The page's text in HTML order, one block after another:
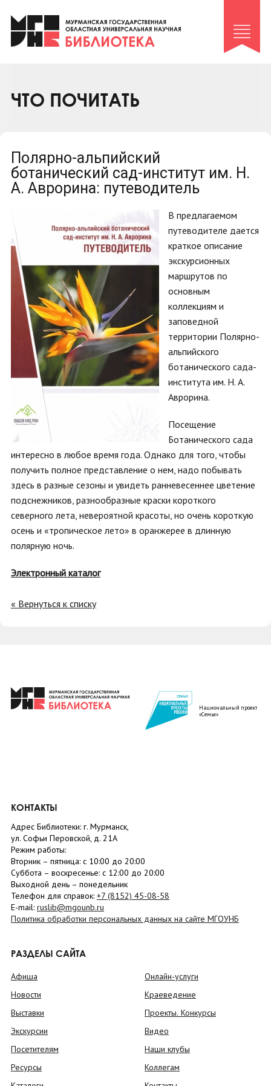
Клуб «Гиря и сельдерей»
Клуб «Семейный архив»
Коллегам
ЧТО ПОЧИТАТЬ
Полярно-альпийский
ботанический сад-институт им. Н.
А. Аврорина: путеводитель
В предлагаемом
путеводителе дается
краткое описание
экскурсионных
маршрутов по
основным
коллекциям и
заповедной
территории Полярно-
альпийского
ботанического сада-
института им. Н. А.
Аврорина.
Посещение
Ботанического сада
интересно в любое время года. Однако для того, чтобы
получить полное представление о нем, надо побывать
здесь в разные сезоны и увидеть ранневесеннее цветение
подснежников, разнообразные краски короткого
северного лета, невероятной красоты, но очень короткую
осень и «тропическое лето» в оранжерее в длинную
полярную ночь.
Электронный каталог
« Вернуться к списку
Национальный проект
«Семья»
КОНТАКТЫ
Адрес Библиотеки: г. Мурманск,
ул. Софьи Перовской, д. 21А
Режим работы:
Вторник – пятница: с 10:00 до 20:00
Суббота – воскресенье: c 12:00 до 20:00
Выходной день – понедельник
Телефон для справок: +7 (8152) 45-08-58
E-mail: ruslib@mgounb.ru
Политика обработки персональных данных на сайте МГОУНБ
РАЗДЕЛЫ САЙТА
Афиша
Новости
Выставки
Экскурсии
Посетителям
Ресурсы
Онлайн-услуги
Краеведение
Проекты. Конкурсы
Видео
Наши клубы
Коллегам